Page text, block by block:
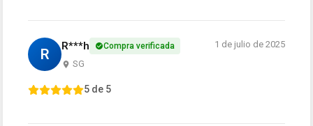
R R***h Compra verificada
SG
1 de julio de 2025
5 de 5